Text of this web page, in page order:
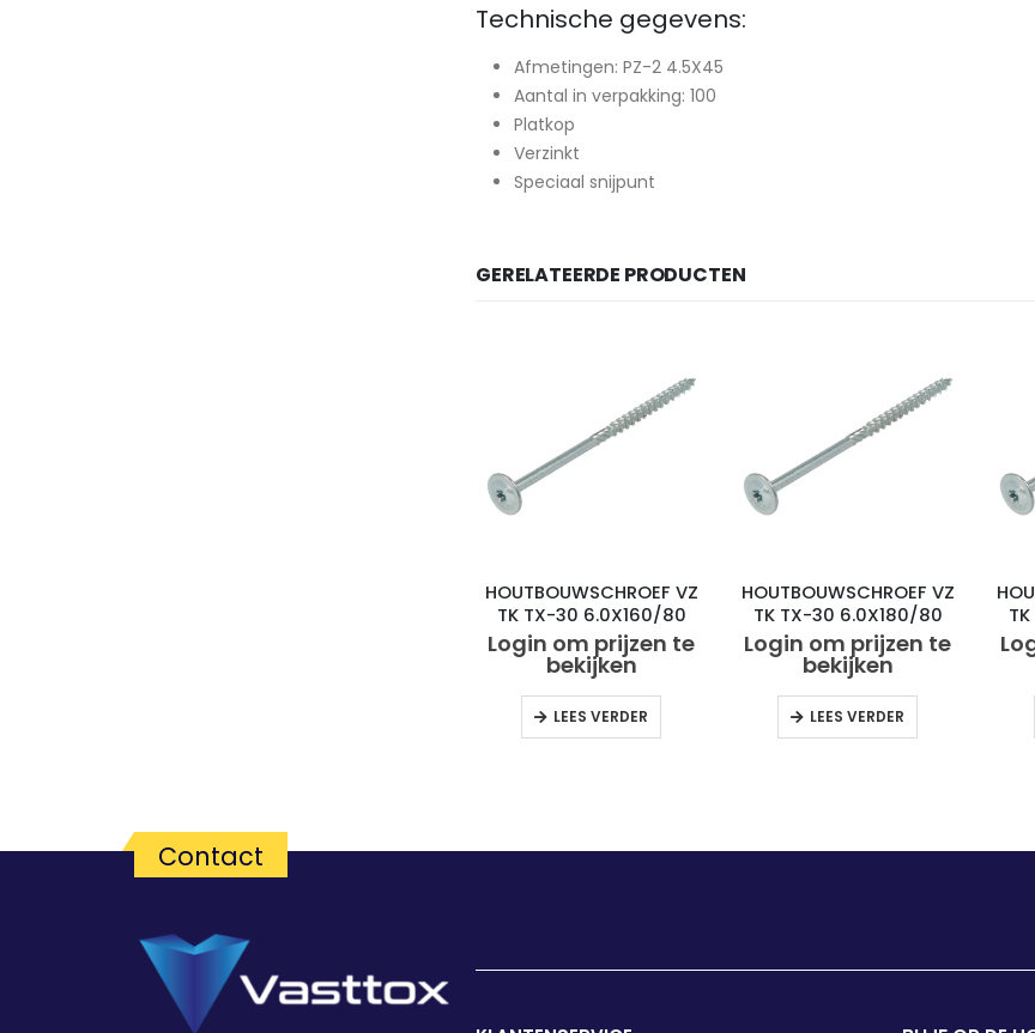
Technische gegevens:
Afmetingen: PZ-2 4.5X45
Aantal in verpakking: 100
Platkop
Verzinkt
Speciaal snijpunt
GERELATEERDE PRODUCTEN
HOUTBOUWSCHROEF VZ
TK TX-30 6.0X160/80
(50)
Login om prijzen te
bekijken
LEES VERDER
HOUTBOUWSCHROEF VZ
TK TX-30 6.0X180/80
(50)
Login om prijzen te
bekijken
LEES VERDER
Contact